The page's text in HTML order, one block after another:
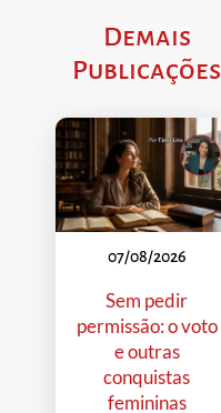
Demais
Publicações
07/08/2026
Sem pedir
permissão: o voto
e outras
conquistas
femininas